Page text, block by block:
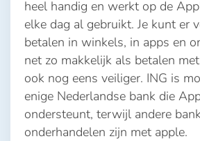
heel handig en werkt op de
elke dag al gebruikt. Je kunt er
betalen in winkels, in apps en
net zo makkelijk als betalen
ook nog eens veiliger. ING is
enige Nederlandse bank die
ondersteunt, terwijl andere
onderhandelen zijn met apple.